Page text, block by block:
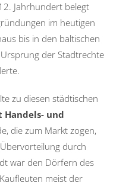
Jahrhundert belegt
im heutigen
bis in den baltischen
der Stadtrechte
zu diesen städtischen
und
die zum Markt zogen,
durch
war den Dörfern des
meist der